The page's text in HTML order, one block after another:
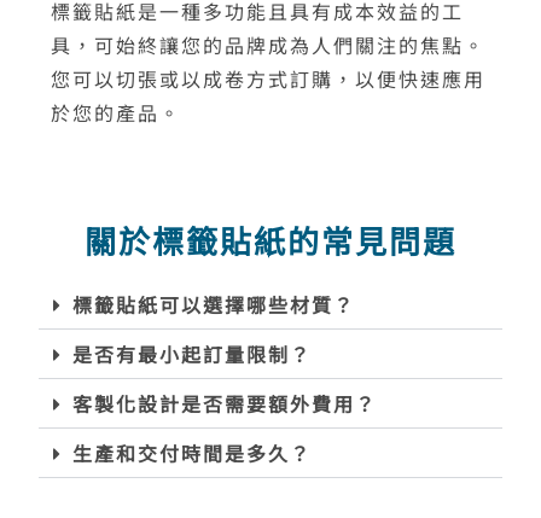
標籤貼紙是一種多功能且具有成本效益的工
具，可始終讓您的品牌成為人們關注的焦點。
您可以切張或以成卷方式訂購，以便快速應用
於您的產品。
關於標籤貼紙的常見問題
標籤貼紙可以選擇哪些材質？
是否有最小起訂量限制？
客製化設計是否需要額外費用？
生產和交付時間是多久？